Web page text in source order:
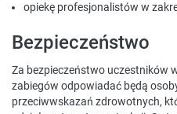
opiekę profesjonalistów w
Bezpieczeństwo
Za bezpieczeństwo uczestników
zabiegów odpowiadać będą
przeciwwskazań zdrowotnych,